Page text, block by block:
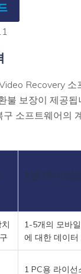
Recovery 소
불 보장이 제공됩
구 소프트웨어의
1년 라이선스
1-5개의 모바
에 대한 데이터
1 PC용 라이선